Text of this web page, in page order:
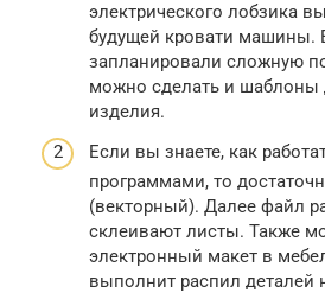
электрического лобзика
будущей кровати машины.
запланировали сложную
можно сделать и шаблоны
изделия.
Если вы знаете, как
программами, то
(векторный). Далее файл
склеивают листы. Также
электронный макет в
выполнит распил деталей